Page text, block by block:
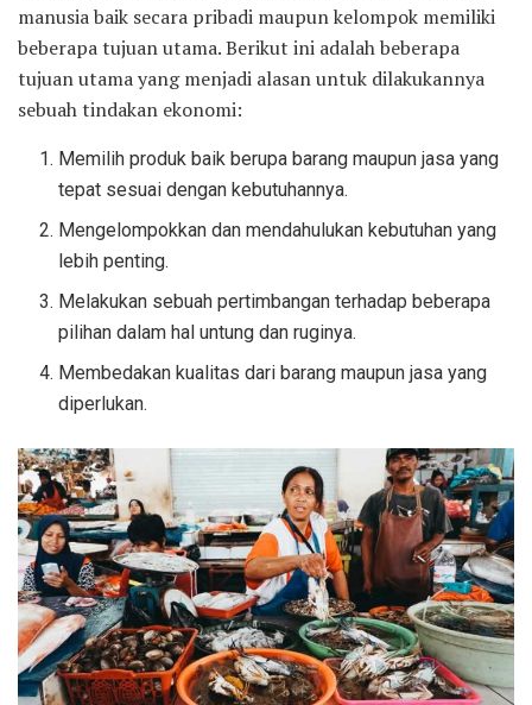
manusia baik secara pribadi maupun kelompok memiliki
beberapa tujuan utama. Berikut ini adalah beberapa
tujuan utama yang menjadi alasan untuk dilakukannya
sebuah tindakan ekonomi:
Memilih produk baik berupa barang maupun jasa yang
tepat sesuai dengan kebutuhannya.
Mengelompokkan dan mendahulukan kebutuhan yang
lebih penting.
Melakukan sebuah pertimbangan terhadap beberapa
pilihan dalam hal untung dan ruginya.
Membedakan kualitas dari barang maupun jasa yang
diperlukan.